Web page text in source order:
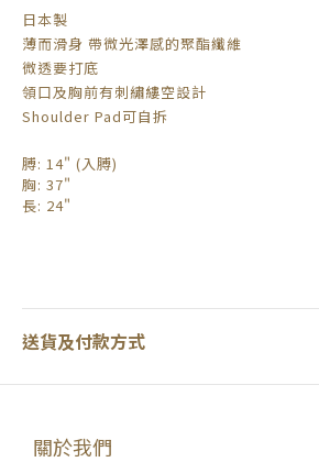
日本製
薄而滑身 帶微光澤感的聚酯纖維
微透要打底
領口及胸前有刺繡縷空設計
Shoulder Pad可自拆
膊: 14" (入膊)
胸: 37"
長: 24"
送貨及付款方式
關於我們